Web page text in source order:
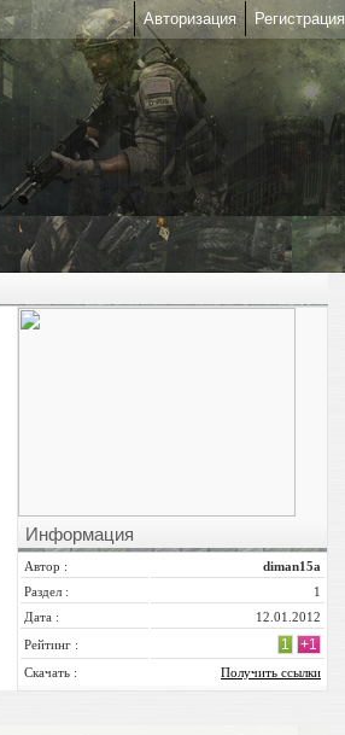
Авторизация Регистрация
Информация
Автор :
diman15a
Раздел :
1
Дата :
12.01.2012
Рейтинг :
1 +1
Скачать : Получить ссылки